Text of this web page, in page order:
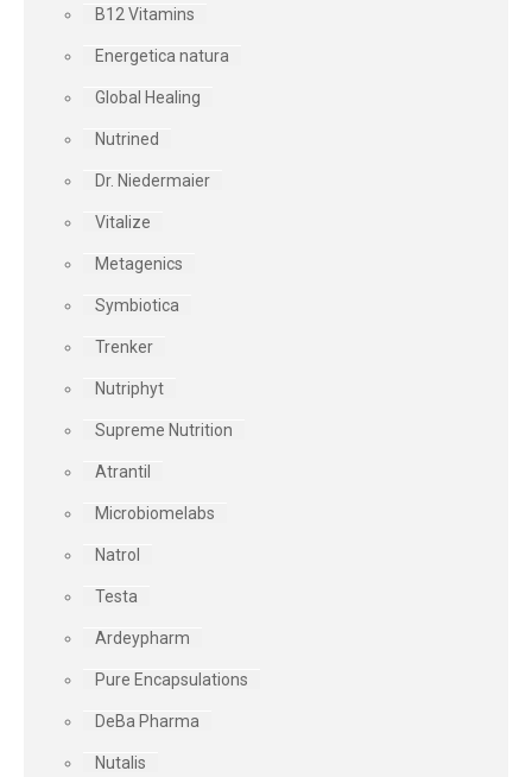
B12 Vitamins
Energetica natura
Global Healing
Nutrined
Dr. Niedermaier
Vitalize
Metagenics
Symbiotica
Trenker
Nutriphyt
Supreme Nutrition
Atrantil
Microbiomelabs
Natrol
Testa
Ardeypharm
Pure Encapsulations
DeBa Pharma
Nutalis